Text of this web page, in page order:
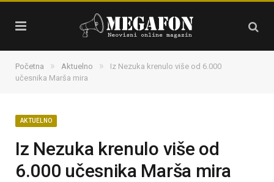
Početna » Aktuelno »
Iz Nezuka krenulo više od 6.000
učesnika Marša mira
AKTUELNO
Iz Nezuka krenulo više od
6.000 učesnika Marša mira